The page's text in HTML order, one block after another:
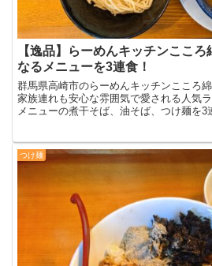
【逸品】らーめんキッチンここ
なるメニューを3連食！
群馬県高崎市のらーめんキッチンこころ
家族連れも安心な雰囲気で愛される人気
メニューの煮干そば、油そば、つけ麺を
つけ麺